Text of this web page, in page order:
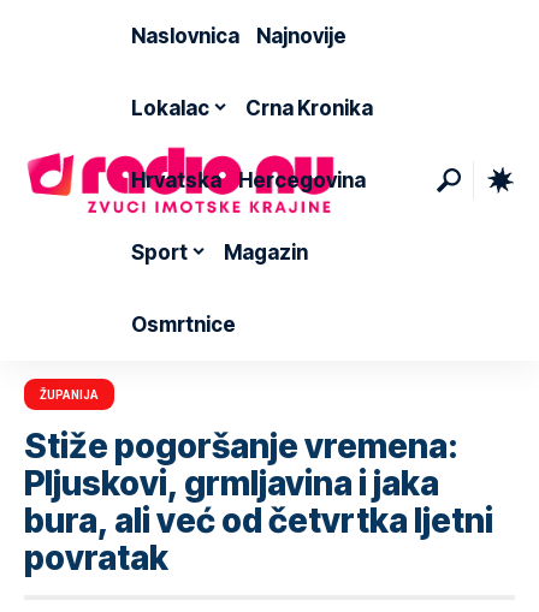
Naslovnica Najnovije
Lokalac Crna Kronika
Hrvatska Hercegovina
Sport Magazin
Osmrtnice
ŽUPANIJA
Stiže pogoršanje vremena:
Pljuskovi, grmljavina i jaka
bura, ali već od četvrtka ljetni
povratak